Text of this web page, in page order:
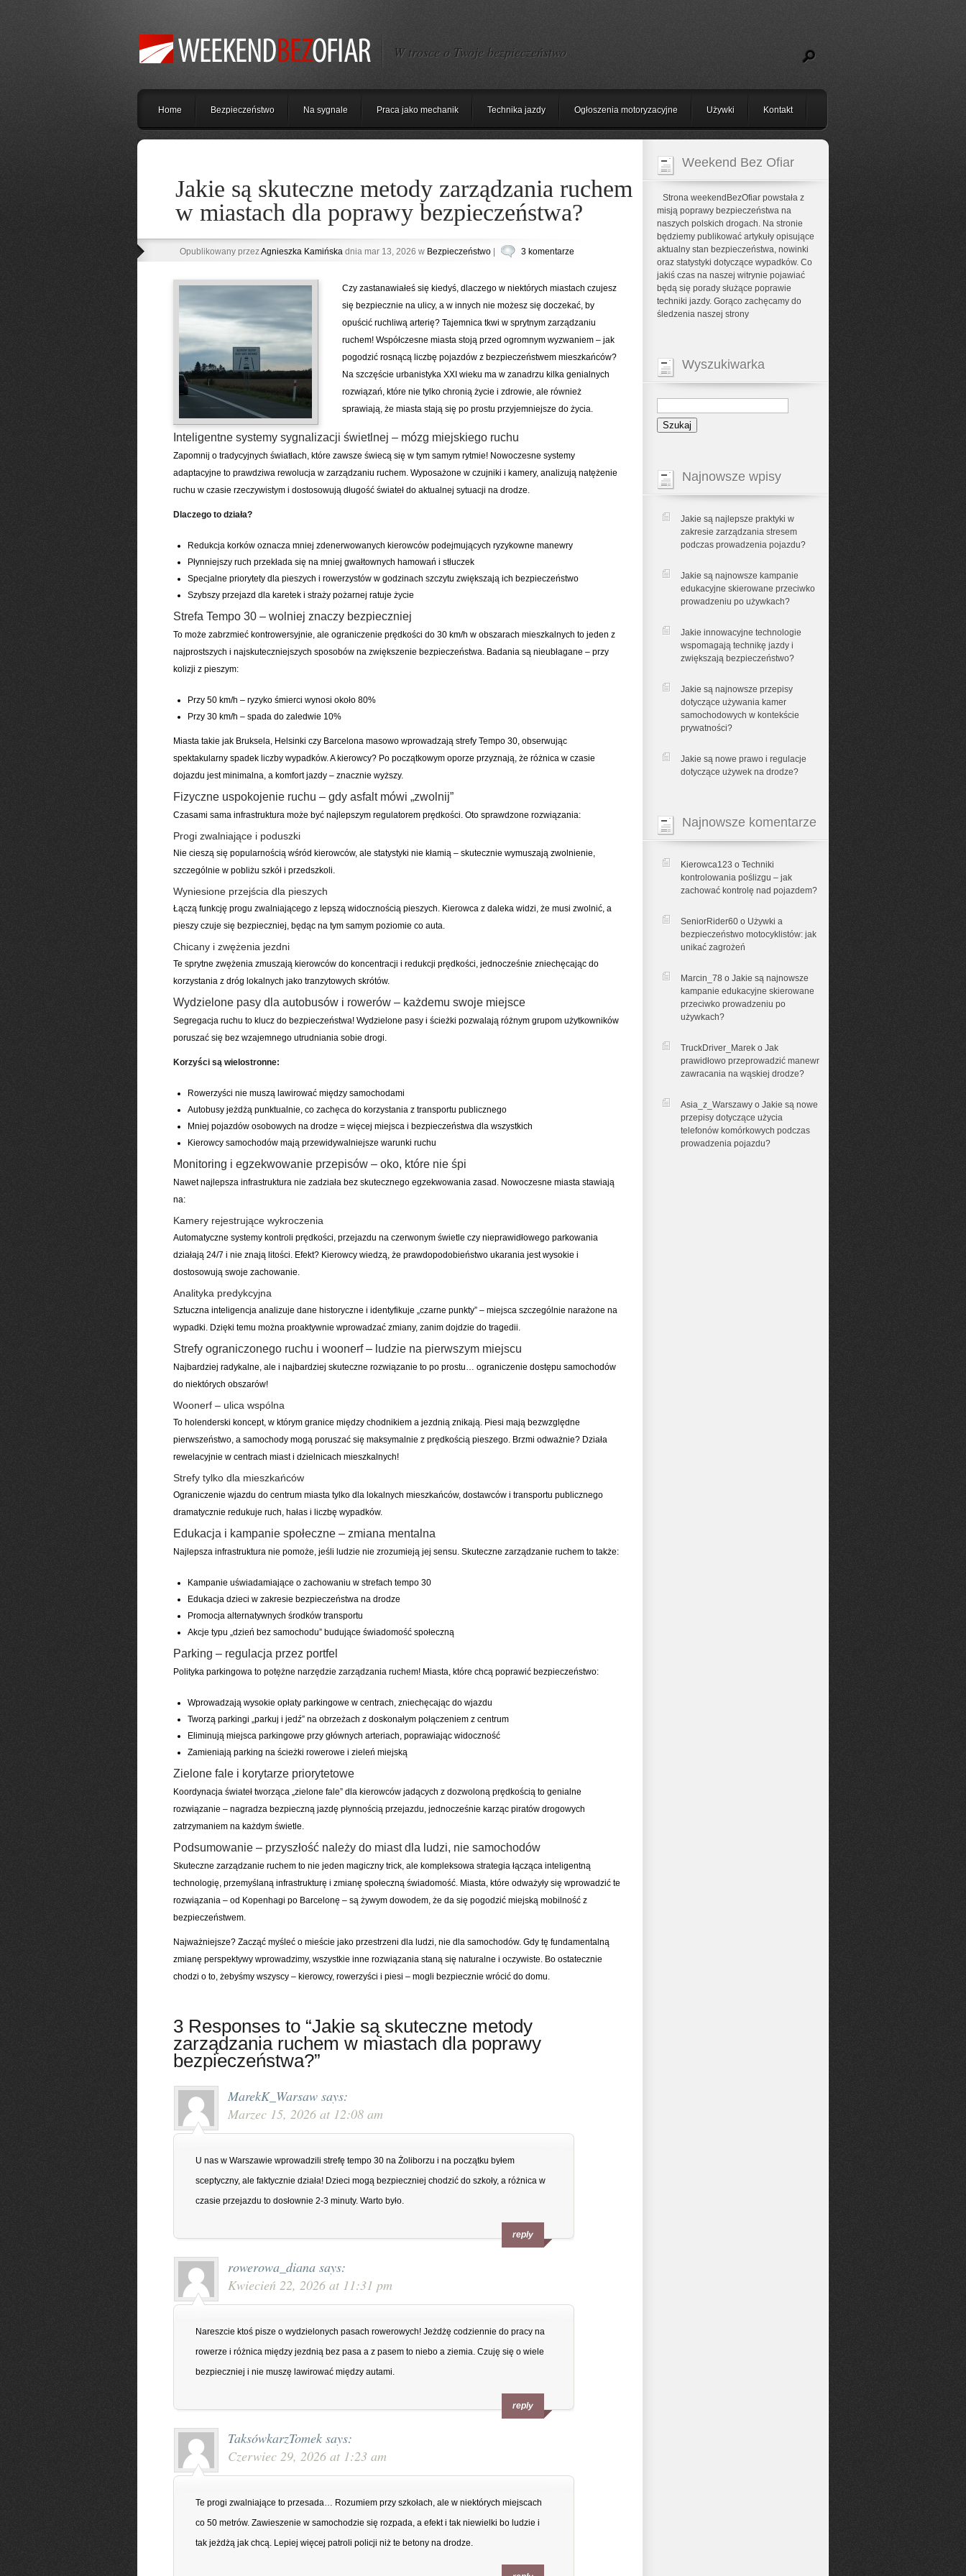
W trosce o Twoje bezpieczeństwo
Home Bezpieczeństwo Na sygnale Praca jako mechanik Technika jazdy Ogłoszenia motoryzacyjne Używki Kontakt
Jakie są skuteczne metody zarządzania ruchem
w miastach dla poprawy bezpieczeństwa?
Opublikowany przezAgnieszka Kamińskadnia mar 13, 2026 w Bezpieczeństwo| 3 komentarze
Czy zastanawiałeś się kiedyś, dlaczego w niektórych miastach czujesz
się bezpiecznie na ulicy, a w innych nie możesz się doczekać, by
opuścić ruchliwą arterię? Tajemnica tkwi w sprytnym zarządzaniu
ruchem! Współczesne miasta stoją przed ogromnym wyzwaniem – jak
pogodzić rosnącą liczbę pojazdów z bezpieczeństwem mieszkańców?
Na szczęście urbanistyka XXI wieku ma w zanadrzu kilka genialnych
rozwiązań, które nie tylko chronią życie i zdrowie, ale również
sprawiają, że miasta stają się po prostu przyjemniejsze do życia.
Inteligentne systemy sygnalizacji świetlnej – mózg miejskiego ruchu
Zapomnij o tradycyjnych światłach, które zawsze świecą się w tym samym rytmie! Nowoczesne systemy
adaptacyjne to prawdziwa rewolucja w zarządzaniu ruchem. Wyposażone w czujniki i kamery, analizują natężenie
ruchu w czasie rzeczywistym i dostosowują długość świateł do aktualnej sytuacji na drodze.
Dlaczego to działa?
Redukcja korków oznacza mniej zdenerwowanych kierowców podejmujących ryzykowne manewry
Płynniejszy ruch przekłada się na mniej gwałtownych hamowań i stłuczek
Specjalne priorytety dla pieszych i rowerzystów w godzinach szczytu zwiększają ich bezpieczeństwo
Szybszy przejazd dla karetek i straży pożarnej ratuje życie
Strefa Tempo 30 – wolniej znaczy bezpieczniej
To może zabrzmieć kontrowersyjnie, ale ograniczenie prędkości do 30 km/h w obszarach mieszkalnych to jeden z
najprostszych i najskuteczniejszych sposobów na zwiększenie bezpieczeństwa. Badania są nieubłagane – przy
kolizji z pieszym:
Przy 50 km/h – ryzyko śmierci wynosi około 80%
Przy 30 km/h – spada do zaledwie 10%
Miasta takie jak Bruksela, Helsinki czy Barcelona masowo wprowadzają strefy Tempo 30, obserwując
spektakularny spadek liczby wypadków. A kierowcy? Po początkowym oporze przyznają, że różnica w czasie
dojazdu jest minimalna, a komfort jazdy – znacznie wyższy.
Fizyczne uspokojenie ruchu – gdy asfalt mówi „zwolnij”
Czasami sama infrastruktura może być najlepszym regulatorem prędkości. Oto sprawdzone rozwiązania:
Progi zwalniające i poduszki
Nie cieszą się popularnością wśród kierowców, ale statystyki nie kłamią – skutecznie wymuszają zwolnienie,
szczególnie w pobliżu szkół i przedszkoli.
Wyniesione przejścia dla pieszych
Łączą funkcję progu zwalniającego z lepszą widocznością pieszych. Kierowca z daleka widzi, że musi zwolnić, a
pieszy czuje się bezpieczniej, będąc na tym samym poziomie co auta.
Chicany i zwężenia jezdni
Te sprytne zwężenia zmuszają kierowców do koncentracji i redukcji prędkości, jednocześnie zniechęcając do
korzystania z dróg lokalnych jako tranzytowych skrótów.
Wydzielone pasy dla autobusów i rowerów – każdemu swoje miejsce
Segregacja ruchu to klucz do bezpieczeństwa! Wydzielone pasy i ścieżki pozwalają różnym grupom użytkowników
poruszać się bez wzajemnego utrudniania sobie drogi.
Korzyści są wielostronne:
Rowerzyści nie muszą lawirować między samochodami
Autobusy jeżdżą punktualnie, co zachęca do korzystania z transportu publicznego
Mniej pojazdów osobowych na drodze = więcej miejsca i bezpieczeństwa dla wszystkich
Kierowcy samochodów mają przewidywalniejsze warunki ruchu
Monitoring i egzekwowanie przepisów – oko, które nie śpi
Nawet najlepsza infrastruktura nie zadziała bez skutecznego egzekwowania zasad. Nowoczesne miasta stawiają
na:
Kamery rejestrujące wykroczenia
Automatyczne systemy kontroli prędkości, przejazdu na czerwonym świetle czy nieprawidłowego parkowania
działają 24/7 i nie znają litości. Efekt? Kierowcy wiedzą, że prawdopodobieństwo ukarania jest wysokie i
dostosowują swoje zachowanie.
Analityka predykcyjna
Sztuczna inteligencja analizuje dane historyczne i identyfikuje „czarne punkty” – miejsca szczególnie narażone na
wypadki. Dzięki temu można proaktywnie wprowadzać zmiany, zanim dojdzie do tragedii.
Strefy ograniczonego ruchu i woonerf – ludzie na pierwszym miejscu
Najbardziej radykalne, ale i najbardziej skuteczne rozwiązanie to po prostu… ograniczenie dostępu samochodów
do niektórych obszarów!
Woonerf – ulica wspólna
To holenderski koncept, w którym granice między chodnikiem a jezdnią znikają. Piesi mają bezwzględne
pierwszeństwo, a samochody mogą poruszać się maksymalnie z prędkością pieszego. Brzmi odważnie? Działa
rewelacyjnie w centrach miast i dzielnicach mieszkalnych!
Strefy tylko dla mieszkańców
Ograniczenie wjazdu do centrum miasta tylko dla lokalnych mieszkańców, dostawców i transportu publicznego
dramatycznie redukuje ruch, hałas i liczbę wypadków.
Edukacja i kampanie społeczne – zmiana mentalna
Najlepsza infrastruktura nie pomoże, jeśli ludzie nie zrozumieją jej sensu. Skuteczne zarządzanie ruchem to także:
Kampanie uświadamiające o zachowaniu w strefach tempo 30
Edukacja dzieci w zakresie bezpieczeństwa na drodze
Promocja alternatywnych środków transportu
Akcje typu „dzień bez samochodu” budujące świadomość społeczną
Parking – regulacja przez portfel
Polityka parkingowa to potężne narzędzie zarządzania ruchem! Miasta, które chcą poprawić bezpieczeństwo:
Wprowadzają wysokie opłaty parkingowe w centrach, zniechęcając do wjazdu
Tworzą parkingi „parkuj i jedź” na obrzeżach z doskonałym połączeniem z centrum
Eliminują miejsca parkingowe przy głównych arteriach, poprawiając widoczność
Zamieniają parking na ścieżki rowerowe i zieleń miejską
Zielone fale i korytarze priorytetowe
Koordynacja świateł tworząca „zielone fale” dla kierowców jadących z dozwoloną prędkością to genialne
rozwiązanie – nagradza bezpieczną jazdę płynnością przejazdu, jednocześnie karząc piratów drogowych
zatrzymaniem na każdym świetle.
Podsumowanie – przyszłość należy do miast dla ludzi, nie samochodów
Skuteczne zarządzanie ruchem to nie jeden magiczny trick, ale kompleksowa strategia łącząca inteligentną
technologię, przemyślaną infrastrukturę i zmianę społeczną świadomość. Miasta, które odważyły się wprowadzić te
rozwiązania – od Kopenhagi po Barcelonę – są żywym dowodem, że da się pogodzić miejską mobilność z
bezpieczeństwem.
Najważniejsze? Zacząć myśleć o mieście jako przestrzeni dla ludzi, nie dla samochodów. Gdy tę fundamentalną
zmianę perspektywy wprowadzimy, wszystkie inne rozwiązania staną się naturalne i oczywiste. Bo ostatecznie
chodzi o to, żebyśmy wszyscy – kierowcy, rowerzyści i piesi – mogli bezpiecznie wrócić do domu.
3 Responses to “Jakie są skuteczne metody
zarządzania ruchem w miastach dla poprawy
bezpieczeństwa?”
MarekK_Warsaw says:
Marzec 15, 2026 at 12:08 am
U nas w Warszawie wprowadzili strefę tempo 30 na Żoliborzu i na początku byłem
sceptyczny, ale faktycznie działa! Dzieci mogą bezpieczniej chodzić do szkoły, a różnica w
czasie przejazdu to dosłownie 2-3 minuty. Warto było.
reply
rowerowa_diana says:
Kwiecień 22, 2026 at 11:31 pm
Nareszcie ktoś pisze o wydzielonych pasach rowerowych! Jeżdżę codziennie do pracy na
rowerze i różnica między jezdnią bez pasa a z pasem to niebo a ziemia. Czuję się o wiele
bezpieczniej i nie muszę lawirować między autami.
reply
TaksówkarzTomek says:
Czerwiec 29, 2026 at 1:23 am
Te progi zwalniające to przesada… Rozumiem przy szkołach, ale w niektórych miejscach
co 50 metrów. Zawieszenie w samochodzie się rozpada, a efekt i tak niewielki bo ludzie i
tak jeżdżą jak chcą. Lepiej więcej patroli policji niż te betony na drodze.
Weekend Bez Ofiar
Strona weekendBezOfiar powstała z
misją poprawy bezpieczeństwa na
naszych polskich drogach. Na stronie
będziemy publikować artykuły opisujące
aktualny stan bezpieczeństwa, nowinki
oraz statystyki dotyczące wypadków. Co
jakiś czas na naszej witrynie pojawiać
będą się porady służące poprawie
techniki jazdy. Gorąco zachęcamy do
śledzenia naszej strony
Wyszukiwarka
Najnowsze wpisy
Jakie są najlepsze praktyki w
zakresie zarządzania stresem
podczas prowadzenia pojazdu?
Jakie są najnowsze kampanie
edukacyjne skierowane przeciwko
prowadzeniu po używkach?
Jakie innowacyjne technologie
wspomagają technikę jazdy i
zwiększają bezpieczeństwo?
Jakie są najnowsze przepisy
dotyczące używania kamer
samochodowych w kontekście
prywatności?
Jakie są nowe prawo i regulacje
dotyczące używek na drodze?
Najnowsze komentarze
Kierowca123 o Techniki
kontrolowania poślizgu – jak
zachować kontrolę nad pojazdem?
SeniorRider60 o Używki a
bezpieczeństwo motocyklistów: jak
unikać zagrożeń
Marcin_78 o Jakie są najnowsze
kampanie edukacyjne skierowane
przeciwko prowadzeniu po
używkach?
TruckDriver_Marek o Jak
prawidłowo przeprowadzić manewr
zawracania na wąskiej drodze?
Asia_z_Warszawy o Jakie są nowe
przepisy dotyczące użycia
telefonów komórkowych podczas
prowadzenia pojazdu?